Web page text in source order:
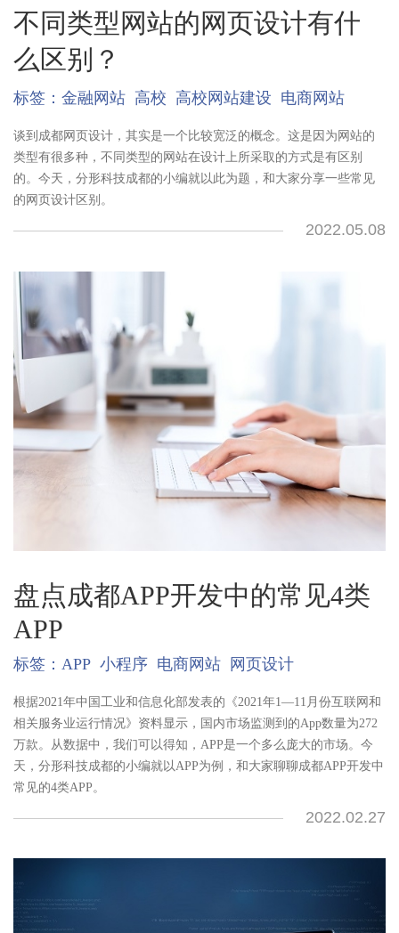
不同类型网站的网页设计有什
么区别？
标签： 金融网站 高校 高校网站建设 电商网站
谈到成都网页设计，其实是一个比较宽泛的概念。这是因为网站的
类型有很多种，不同类型的网站在设计上所采取的方式是有区别
的。今天，分形科技成都的小编就以此为题，和大家分享一些常见
的网页设计区别。
2022.05.08
盘点成都APP开发中的常见4类
APP
标签： APP 小程序 电商网站 网页设计
根据2021年中国工业和信息化部发表的《2021年1—11月份互联网和
相关服务业运行情况》资料显示，国内市场监测到的App数量为272
万款。从数据中，我们可以得知，APP是一个多么庞大的市场。今
天，分形科技成都的小编就以APP为例，和大家聊聊成都APP开发中
常见的4类APP。
2022.02.27